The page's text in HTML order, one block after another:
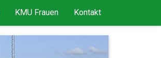
KMU Frauen Kontakt